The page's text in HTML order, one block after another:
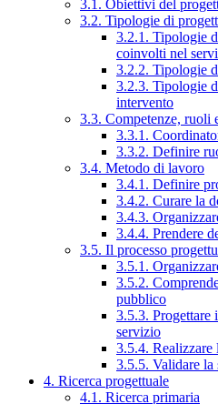
3.1. Obiettivi del
3.2. Tipologie di
3.2.1. Tipologie
coinvolti nel
3.2.2. Tipologie
3.2.3. Tipologie
intervento
3.3. Competenze, ruoli
3.3.1.
3.3.2. Definire
3.4. Metodo di lavoro
3.4.1. Definire
3.4.2. Curare la
3.4.3.
3.4.4. Prendere
3.5. Il processo
3.5.1.
3.5.2.
pubblico
3.5.3. Progettare
servizio
3.5.4. Realizzare
3.5.5. Validare la
4. Ricerca progettuale
4.1. Ricerca primaria